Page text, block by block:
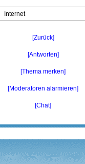
[Zurück]
[Antworten]
[Thema merken]
[Moderatoren alarmieren]
[Chat]